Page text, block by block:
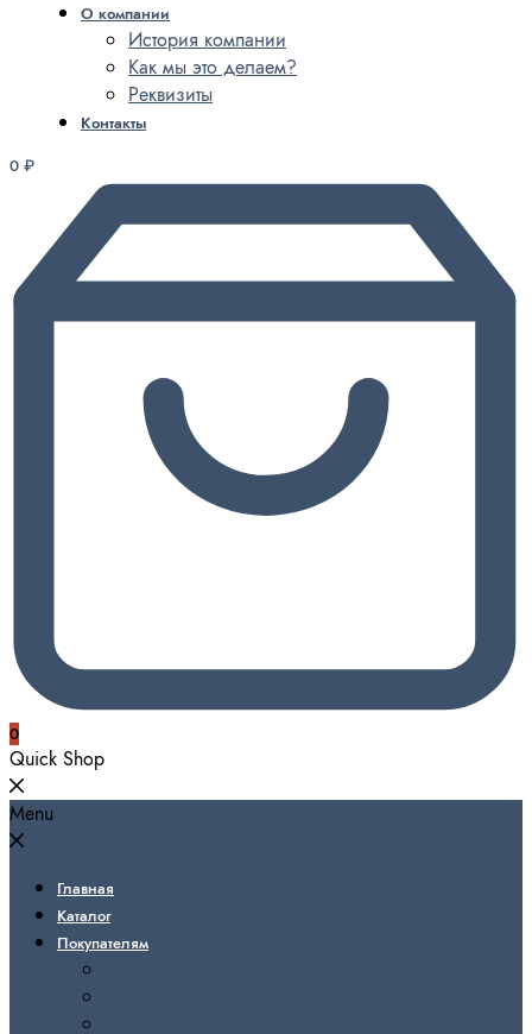
О компании
История компании
Как мы это делаем?
Реквизиты
Контакты
0 ₽
0
Quick Shop
Menu
Главная
Каталог
Покупателям